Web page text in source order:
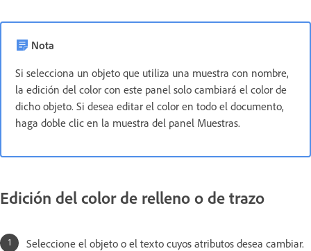
Nota
Si selecciona un objeto que utiliza una muestra con nombre,
la edición del color con este panel solo cambiará el color de
dicho objeto. Si desea editar el color en todo el documento,
haga doble clic en la muestra del panel Muestras.
Edición del color de relleno o de trazo
Seleccione el objeto o el texto cuyos atributos desea cambiar.